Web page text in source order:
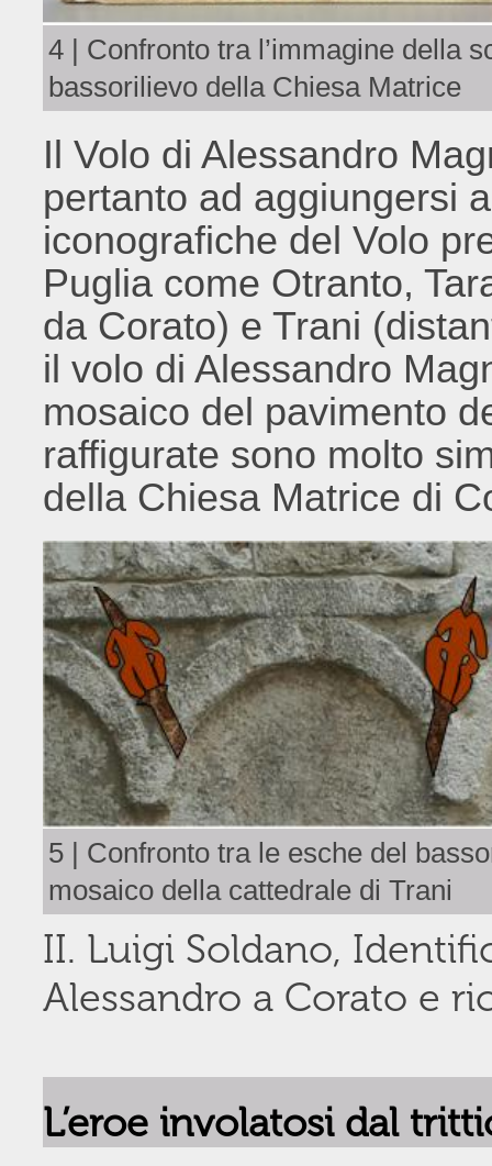
4 | Confronto tra l’immagine della
bassorilievo della Chiesa Matrice
Il Volo di Alessandro
pertanto ad aggiungersi
iconografiche del Volo
Puglia come Otranto,
da Corato) e Trani
il volo di Alessandro
mosaico del pavimento
raffigurate sono molto
della Chiesa Matrice di
5 | Confronto tra le esche del
mosaico della cattedrale di Trani
II. Luigi Soldano,
Alessandro a Corato e
L’eroe involatosi dal